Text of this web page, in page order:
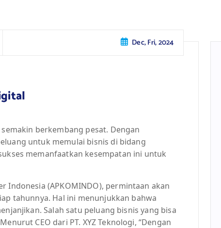
Dec, Fri, 2024
berkembang pesat. Dengan
untuk memulai bisnis di bidang
memanfaatkan kesempatan ini untuk
Indonesia (APKOMINDO), permintaan akan
tahunnya. Hal ini menunjukkan bahwa
Salah satu peluang bisnis yang bisa
CEO dari PT. XYZ Teknologi, “Dengan